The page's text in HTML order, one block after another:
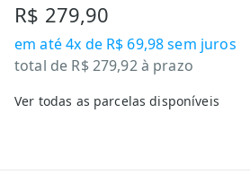
R$ 279,90
em até4x de R$ 69,98sem juros
total de R$ 279,92à prazo
Ver todas as parcelas disponíveis